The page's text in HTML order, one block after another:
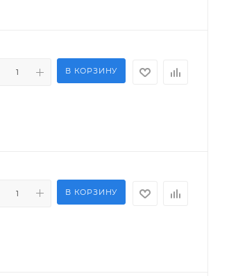
В КОРЗИНУ
В КОРЗИНУ